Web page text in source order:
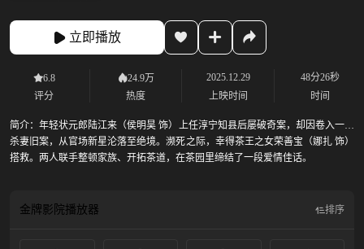
立即播放
6.8
评分
24.9万
热度
2025.12.29
上映时间
48分26秒
时间
简介：年轻状元郎陆江来（侯明昊 饰）上任淳宁知县后屡破奇案，却因卷入一桩
杀妻旧案，从官场新星沦落至绝境。濒死之际，幸得茶王之女荣善宝（娜扎 饰）
搭救。两人联手整顿家族、开拓茶道，在茶园里缔结了一段爱情佳话。
金牌影院播放器 排序